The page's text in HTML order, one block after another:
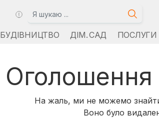
БУДІВНИЦТВО ДІМ. САД ПОСЛУГИ
Оголошення
На жаль, ми не можемо
Воно було